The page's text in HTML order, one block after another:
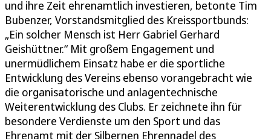
und ihre Zeit ehrenamtlich investieren, betonte Tim
Bubenzer, Vorstandsmitglied des Kreissportbunds:
„Ein solcher Mensch ist Herr Gabriel Gerhard
Geishüttner.“ Mit großem Engagement und
unermüdlichem Einsatz habe er die sportliche
Entwicklung des Vereins ebenso vorangebracht wie
die organisatorische und anlagentechnische
Weiterentwicklung des Clubs. Er zeichnete ihn für
besondere Verdienste um den Sport und das
Ehrenamt mit der Silbernen Ehrennadel des